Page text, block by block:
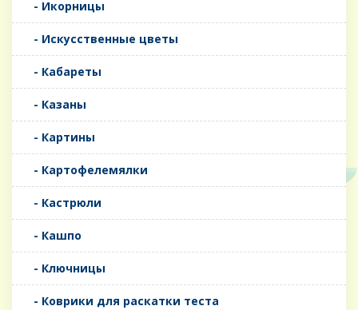
- Икорницы
- Искусственные цветы
- Кабареты
- Казаны
- Картины
- Картофелемялки
- Кастрюли
- Кашпо
- Ключницы
- Коврики для раскатки теста